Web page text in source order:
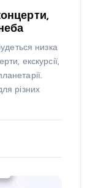
низка
екскурсії,
різних